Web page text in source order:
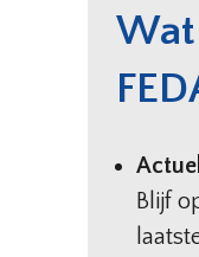
Blijf